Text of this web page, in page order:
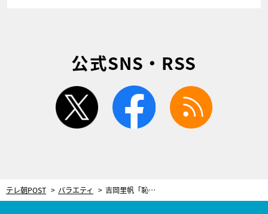
公式SNS・RSS
twitter facebook
テレ朝POST バラエティ 吉岡里帆「恥ずかしい、もうやめてください」と赤面！ハナコ岡部が、食リポを凝視